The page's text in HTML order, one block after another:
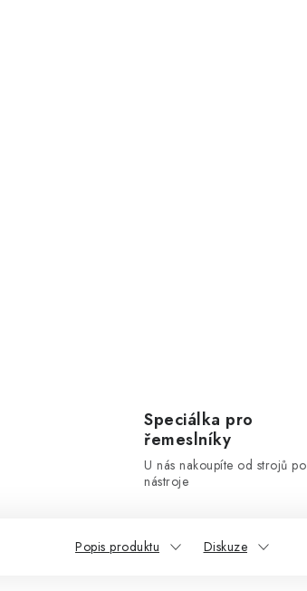
Speciálka pro
řemeslníky
U nás nakoupíte od strojů po
nástroje
Popis produktu Diskuze